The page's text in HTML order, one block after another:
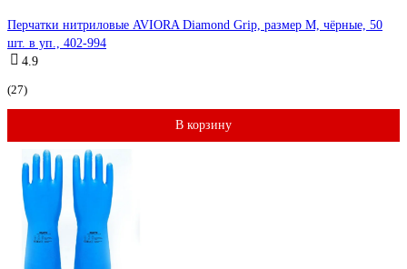
Перчатки нитриловые AVIORA Diamond Grip, размер M, чёрные, 50
шт. в уп., 402-994
4.9
(27)
В корзину